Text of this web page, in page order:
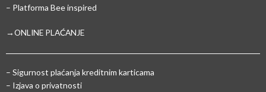
– Platforma Bee inspired
→ONLINE PLAĆANJE
– Sigurnost plaćanja kreditnim karticama
– Izjava o privatnosti